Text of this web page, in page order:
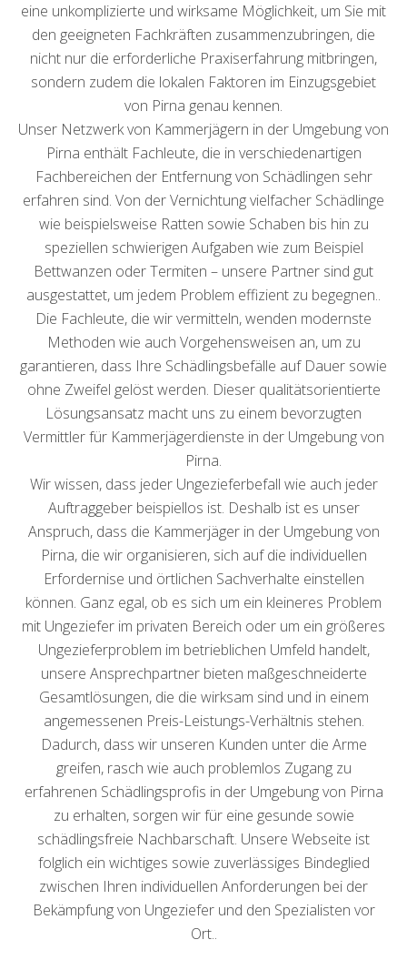
eine unkomplizierte und wirksame Möglichkeit, um Sie mit
den geeigneten Fachkräften zusammenzubringen, die
nicht nur die erforderliche Praxiserfahrung mitbringen,
sondern zudem die lokalen Faktoren im Einzugsgebiet
von Pirna genau kennen.
Unser Netzwerk von Kammerjägern in der Umgebung von
Pirna enthält Fachleute, die in verschiedenartigen
Fachbereichen der Entfernung von Schädlingen sehr
erfahren sind. Von der Vernichtung vielfacher Schädlinge
wie beispielsweise Ratten sowie Schaben bis hin zu
speziellen schwierigen Aufgaben wie zum Beispiel
Bettwanzen oder Termiten – unsere Partner sind gut
ausgestattet, um jedem Problem effizient zu begegnen..
Die Fachleute, die wir vermitteln, wenden modernste
Methoden wie auch Vorgehensweisen an, um zu
garantieren, dass Ihre Schädlingsbefälle auf Dauer sowie
ohne Zweifel gelöst werden. Dieser qualitätsorientierte
Lösungsansatz macht uns zu einem bevorzugten
Vermittler für Kammerjägerdienste in der Umgebung von
Pirna.
Wir wissen, dass jeder Ungezieferbefall wie auch jeder
Auftraggeber beispiellos ist. Deshalb ist es unser
Anspruch, dass die Kammerjäger in der Umgebung von
Pirna, die wir organisieren, sich auf die individuellen
Erfordernise und örtlichen Sachverhalte einstellen
können. Ganz egal, ob es sich um ein kleineres Problem
mit Ungeziefer im privaten Bereich oder um ein größeres
Ungezieferproblem im betrieblichen Umfeld handelt,
unsere Ansprechpartner bieten maßgeschneiderte
Gesamtlösungen, die die wirksam sind und in einem
angemessenen Preis-Leistungs-Verhältnis stehen.
Dadurch, dass wir unseren Kunden unter die Arme
greifen, rasch wie auch problemlos Zugang zu
erfahrenen Schädlingsprofis in der Umgebung von Pirna
zu erhalten, sorgen wir für eine gesunde sowie
schädlingsfreie Nachbarschaft. Unsere Webseite ist
folglich ein wichtiges sowie zuverlässiges Bindeglied
zwischen Ihren individuellen Anforderungen bei der
Bekämpfung von Ungeziefer und den Spezialisten vor
Ort..